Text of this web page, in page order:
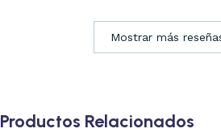
Mostrar más
Productos Relacionados